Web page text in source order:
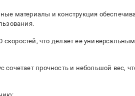
материалы и конструкция
скоростей, что делает ее
прочность и небольшой вес,